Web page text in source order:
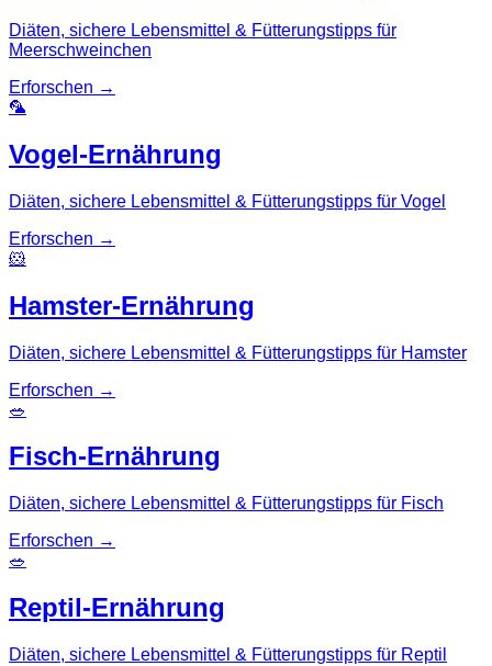
Diäten, sichere Lebensmittel & Fütterungstipps für
Meerschweinchen
Erforschen →
🦜
Vogel-Ernährung
Diäten, sichere Lebensmittel & Fütterungstipps für Vogel
Erforschen →
🐹
Hamster-Ernährung
Diäten, sichere Lebensmittel & Fütterungstipps für Hamster
Erforschen →
🥗
Fisch-Ernährung
Diäten, sichere Lebensmittel & Fütterungstipps für Fisch
Erforschen →
🥗
Reptil-Ernährung
Diäten, sichere Lebensmittel & Fütterungstipps für Reptil